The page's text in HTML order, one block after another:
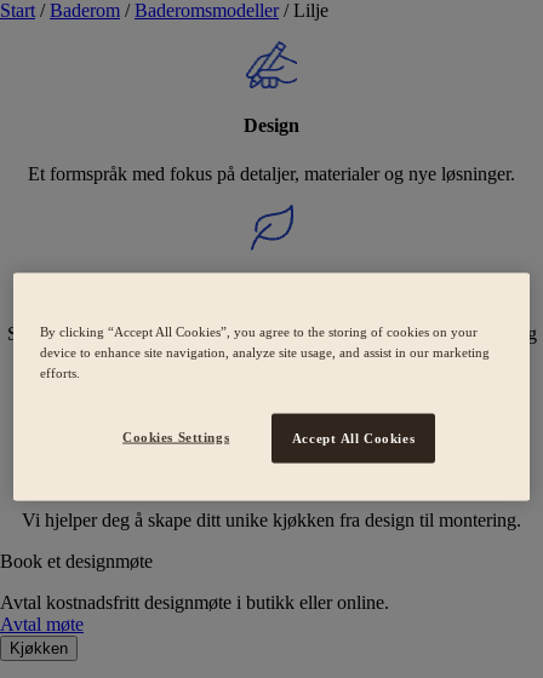
Start / Baderom / Baderomsmodeller / Lilje
Design
Et formspråk med fokus på detaljer, materialer og nye løsninger.
Svanemerkede kjøkken med fokus på bærekraft og omsorgsfulle valg
for miljøet.
Vi hjelper deg å skape ditt unike kjøkken fra design til montering.
Book et designmøte
Avtal kostnadsfritt designmøte i butikk eller online.
Avtal møte
Kjøkken
By clicking “Accept All Cookies”, you agree to the storing of cookies on your
device to enhance site navigation, analyze site usage, and assist in our marketing
efforts.
Cookies Settings Accept All Cookies